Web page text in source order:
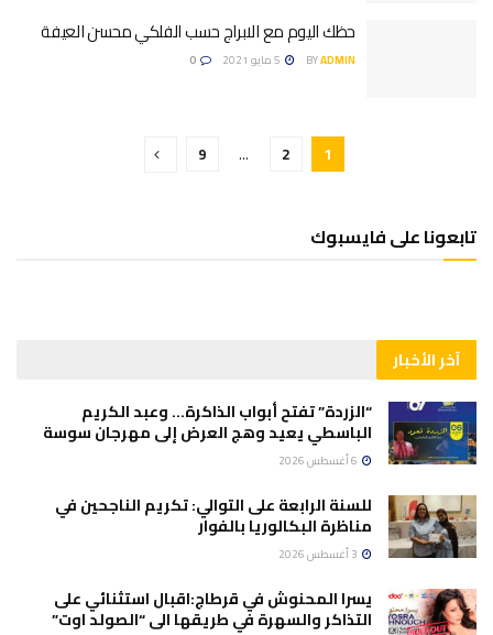
حظك اليوم مع الابراج حسب الفلكي محسن العيفة
BYADMIN
1
2
…
9
تابعونا على فايسبوك
آخر الأخبار
“الزردة” تفتح أبواب الذاكرة… وعبد الكريم
الباسطي يعيد وهج العرض إلى مهرجان سوسة
للسنة الرابعة على التوالي: تكريم الناجحين في
مناظرة البكالوريا بالفوار
يسرا المحنوش في قرطاج:اقبال استثنائي على
التذاكر والسهرة في طريقها الى “الصولد اوت”